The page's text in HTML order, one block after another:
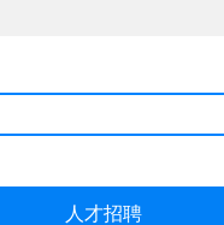
人才招聘